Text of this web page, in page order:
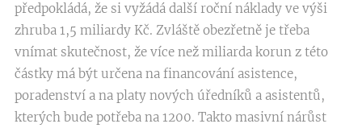
předpokládá, že si vyžádá další roční náklady ve výši
zhruba 1,5 miliardy Kč. Zvláště obezřetně je třeba
vnímat skutečnost, že více než miliarda korun z této
částky má být určena na financování asistence,
poradenství a na platy nových úředníků a asistentů,
kterých bude potřeba na 1200. Takto masivní nárůst